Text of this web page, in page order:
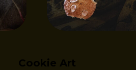
Cookie Art